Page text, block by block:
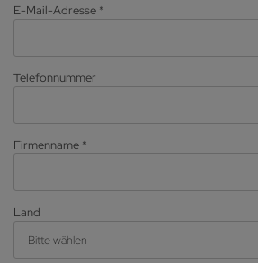
E-Mail-Adresse *
Telefonnummer
Firmenname *
Land
Bitte wählen